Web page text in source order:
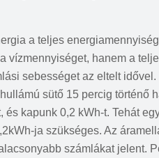
a teljes
vízmennyiséget, hanem a
sebességet az eltelt
sütő 15 percig történő
kapunk 0,2 kWh-t. Tehát
ja szükséges. Az
számlákat jelent.